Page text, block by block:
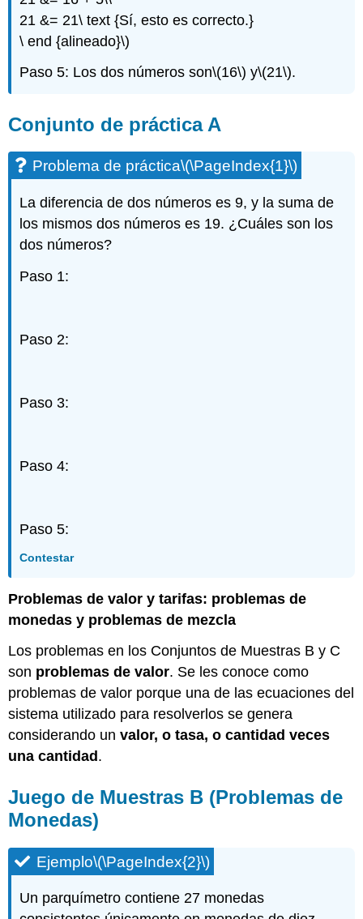
(\PageIndex{14}\)
Ejercicio\
Ejercicio\
Ejercicio\
(\PageIndex{17}\)
Ejercicio\
(\PageIndex{18}\)
(\PageIndex{19}\)
Ejercicios
revisión
Ejercicio\
Ejercicio\
(\PageIndex{23}\)
21 &= 21\ text {Sí, esto es correcto.}
\ end {alineado}\)
Paso 5: Los dos números son\(16\) y\(21\).
Conjunto de práctica A
Problema de práctica\(\PageIndex{1}\)
La diferencia de dos números es 9, y la suma de
los mismos dos números es 19. ¿Cuáles son los
dos números?
Paso 1:
Paso 2:
Paso 3:
Paso 4:
Paso 5:
Contestar
Problemas de valor y tarifas: problemas de
monedas y problemas de mezcla
Los problemas en los Conjuntos de Muestras B y C
son problemas de valor. Se les conoce como
problemas de valor porque una de las ecuaciones del
sistema utilizado para resolverlos se genera
considerando unvalor, o tasa, o cantidad veces
una cantidad .
Juego de Muestras B (Problemas de
Monedas)
Ejemplo\(\PageIndex{2}\)
Un parquímetro contiene 27 monedas